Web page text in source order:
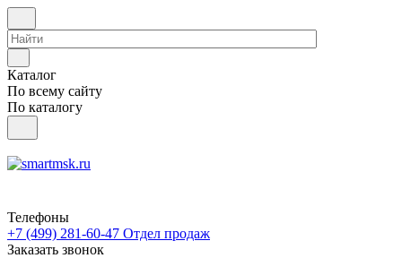
Каталог
По всему сайту
По каталогу
Телефоны
+7 (499) 281-60-47 Отдел продаж
Заказать звонок